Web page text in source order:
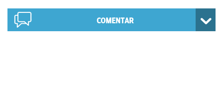
COMENTAR